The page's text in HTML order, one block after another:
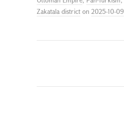
Zakatala district on 2025-10-09